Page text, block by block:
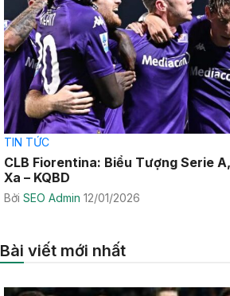
TIN TỨC
CLB Fiorentina: Biểu Tượng Serie
Xa – KQBD
Bởi SEO Admin 12/01/2026
Bài viết mới nhất